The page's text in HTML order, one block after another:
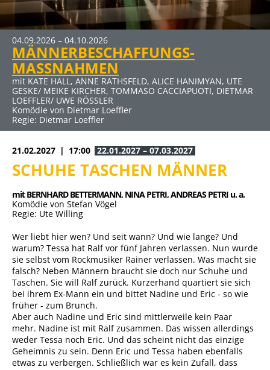
04.09.2026 – 04.10.2026
MÄNNERBESCHAFFUNGS-
MASSNAHMEN
mit KATE HALL, ANNE RATHSFELD, ALICE HANIMYAN, UTE
GESKE/ MEIKE KIRCHER, TOMMASO CACCIAPUOTI, DIETMAR
LOEFFLER/ UWE RÖSSLER
Komödie von Dietmar Loeffler
Regie: Dietmar Loeffler
21.02.2027 17:00 22.01.2027 – 07.03.2027
SCHUHE TASCHEN MÄNNER
mit BERNHARD BETTERMANN, NINA PETRI, ANDREAS PETRI u. a.
Komödie von Stefan Vögel
Regie: Ute Willing
Wer liebt hier wen? Und seit wann? Und wie lange? Und
warum? Tessa hat Ralf vor fünf Jahren verlassen. Nun wurde
sie selbst vom Rockmusiker Rainer verlassen. Was macht sie
falsch? Neben Männern braucht sie doch nur Schuhe und
Taschen. Sie will Ralf zurück. Kurzerhand quartiert sie sich
bei ihrem Ex-Mann ein und bittet Nadine und Eric - so wie
früher - zum Brunch.
Aber auch Nadine und Eric sind mittlerweile kein Paar
mehr. Nadine ist mit Ralf zusammen. Das wissen allerdings
weder Tessa noch Eric. Und das scheint nicht das einzige
Geheimnis zu sein. Denn Eric und Tessa haben ebenfalls
etwas zu verbergen. Schließlich war es kein Zufall, dass